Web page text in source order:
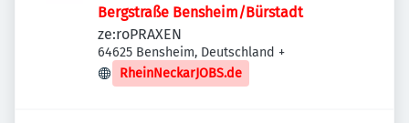
Bergstraße Bensheim/Bürstadt
ze:roPRAXEN
64625 Bensheim, Deutschland +
RheinNeckarJOBS.de